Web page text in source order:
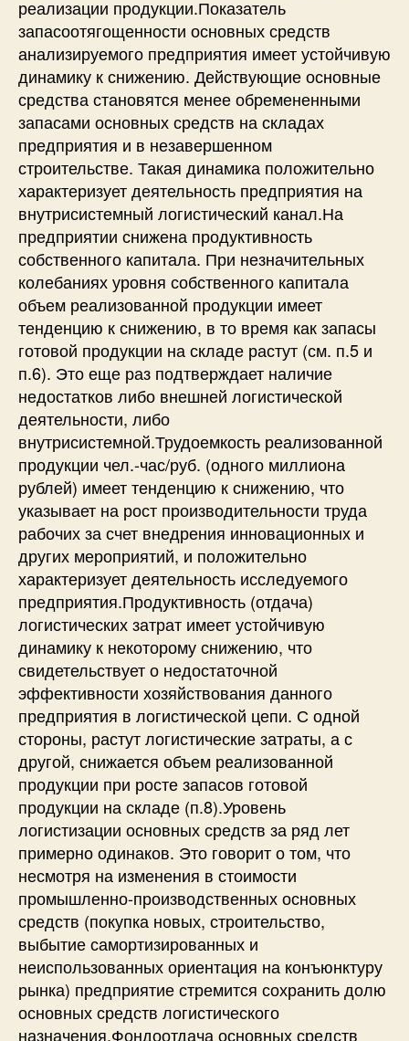
реализации продукции.Показатель
запасоотягощенности основных средств
анализируемого предприятия имеет устойчивую
динамику к снижению. Действующие основные
средства становятся менее обремененными
запасами основных средств на складах
предприятия и в незавершенном
строительстве. Такая динамика положительно
характеризует деятельность предприятия на
внутрисистемный логистический канал.На
предприятии снижена продуктивность
собственного капитала. При незначительных
колебаниях уровня собственного капитала
объем реализованной продукции имеет
тенденцию к снижению, в то время как запасы
готовой продукции на складе растут (см. п.5 и
п.6). Это еще раз подтверждает наличие
недостатков либо внешней логистической
деятельности, либо
внутрисистемной.Трудоемкость реализованной
продукции чел.-час/руб. (одного миллиона
рублей) имеет тенденцию к снижению, что
указывает на рост производительности труда
рабочих за счет внедрения инновационных и
других мероприятий, и положительно
характеризует деятельность исследуемого
предприятия.Продуктивность (отдача)
логистических затрат имеет устойчивую
динамику к некоторому снижению, что
свидетельствует о недостаточной
эффективности хозяйствования данного
предприятия в логистической цепи. С одной
стороны, растут логистические затраты, а с
другой, снижается объем реализованной
продукции при росте запасов готовой
продукции на складе (п.8).Уровень
логистизации основных средств за ряд лет
примерно одинаков. Это говорит о том, что
несмотря на изменения в стоимости
промышленно-производственных основных
средств (покупка новых, строительство,
выбытие самортизированных и
неиспользованных ориентация на конъюнктуру
рынка) предприятие стремится сохранить долю
основных средств логистического
назначения.Фондоотдача основных средств